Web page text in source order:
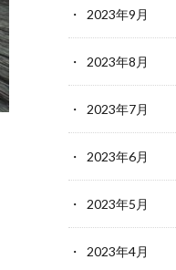
2023年9月
2023年8月
2023年7月
2023年6月
2023年5月
2023年4月